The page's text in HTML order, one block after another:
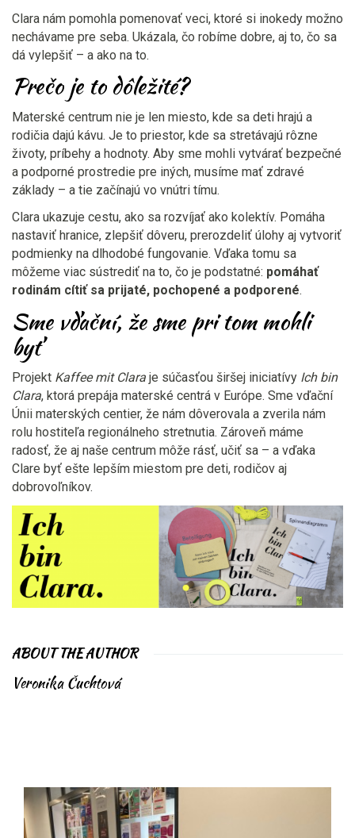
Clara nám pomohla pomenovať veci, ktoré si inokedy možno
nechávame pre seba. Ukázala, čo robíme dobre, aj to, čo sa
dá vylepšiť – a ako na to.
Prečo je to dôležité?
Materské centrum nie je len miesto, kde sa deti hrajú a
rodičia dajú kávu. Je to priestor, kde sa stretávajú rôzne
životy, príbehy a hodnoty. Aby sme mohli vytvárať bezpečné
a podporné prostredie pre iných, musíme mať zdravé
základy – a tie začínajú vo vnútri tímu.
Clara ukazuje cestu, ako sa rozvíjať ako kolektív. Pomáha
nastaviť hranice, zlepšiť dôveru, prerozdeliť úlohy aj vytvoriť
podmienky na dlhodobé fungovanie. Vďaka tomu sa
môžeme viac sústrediť na to, čo je podstatné: pomáhať
rodinám cítiť sa prijaté, pochopené a podporené.
Sme vďační, že sme pri tom mohli
byť
Projekt Kaffee mit Clara je súčasťou širšej iniciatívy Ich bin
Clara, ktorá prepája materské centrá v Európe. Sme vďační
Únii materských centier, že nám dôverovala a zverila nám
rolu hostiteľa regionálneho stretnutia. Zároveň máme
radosť, že aj naše centrum môže rásť, učiť sa – a vďaka
Clare byť ešte lepším miestom pre deti, rodičov aj
dobrovoľníkov.
ABOUT THE AUTHOR
Veronika Čuchtová